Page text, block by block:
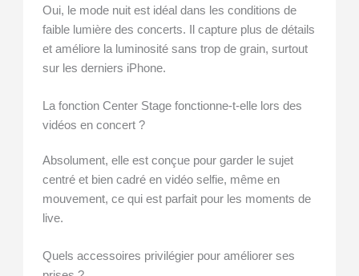
Oui, le mode nuit est idéal dans les conditions de
faible lumière des concerts. Il capture plus de détails
et améliore la luminosité sans trop de grain, surtout
sur les derniers iPhone.
La fonction Center Stage fonctionne-t-elle lors des
vidéos en concert ?
Absolument, elle est conçue pour garder le sujet
centré et bien cadré en vidéo selfie, même en
mouvement, ce qui est parfait pour les moments de
live.
Quels accessoires privilégier pour améliorer ses